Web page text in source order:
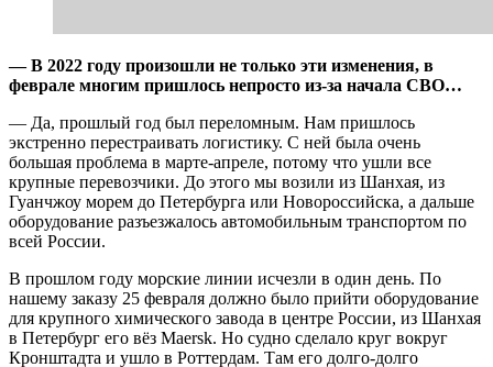
— В 2022 году произошли не только эти изменения, в
феврале многим пришлось непросто из-за начала СВО…
— Да, прошлый год был переломным. Нам пришлось
экстренно перестраивать логистику. С ней была очень
большая проблема в марте-апреле, потому что ушли все
крупные перевозчики. До этого мы возили из Шанхая, из
Гуанчжоу морем до Петербурга или Новороссийска, а дальше
оборудование разъезжалось автомобильным транспортом по
всей России.
В прошлом году морские линии исчезли в один день. По
нашему заказу 25 февраля должно было прийти оборудование
для крупного химического завода в центре России, из Шанхая
в Петербург его вёз Maersk. Но судно сделало круг вокруг
Кронштадта и ушло в Роттердам. Там его долго-долго